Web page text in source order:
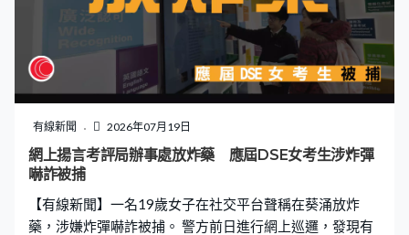
會區建設、做好香港首份五年規劃方面相信更有幫助。」
有線新聞 2026年07月19日
網上揚言考評局辦事處放炸藥 應屆DSE女考生涉炸彈
嚇詐被捕
【有線新聞】一名19歲女子在社交平台聲稱在葵涌放炸
藥，涉嫌炸彈嚇詐被捕。 警方前日進行網上巡邏，發現有